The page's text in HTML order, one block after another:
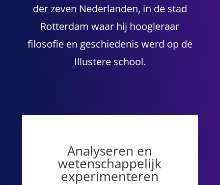
der zeven Nederlanden, in de stad
Rotterdam waar hij hoogleraar
filosofie en geschiedenis werd op de
Illustere school.
Analyseren en
wetenschappelijk
experimenteren